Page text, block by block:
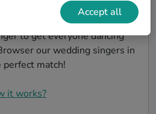
you're looking for someone
beautiful during the
to get everyone dancing
our wedding singers in
perfect match!
it works?
Accept all